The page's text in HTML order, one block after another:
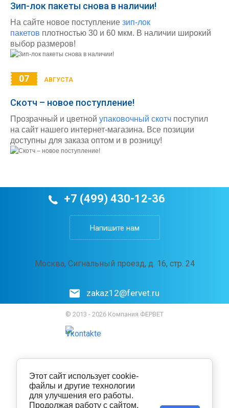
Зип-лок пакеты снова в наличии!
На сайте новое поступление зип-лок
пакетов плотностью 30 и 60 мкм. В наличии широкий
выбор размеров!
07 АВГУСТА
Скотч – новое поступление!
Прозрачный и цветной упаковочный скотч поступил
на сайт нашего интернет-магазина. Все позиции
доступны для заказа оптом и в розницу!
+7 (499) 430-12-36
Напишите нам
Москва, Сигнальный проезд, д. 16, стр. 24
zakaz12@fervet.ru
© 2013 - 2026 Компания ФЕРВЕТ
Этот сайт использует cookie-
файлы и другие технологии
для улучшения его работы.
Продолжая работу с сайтом,